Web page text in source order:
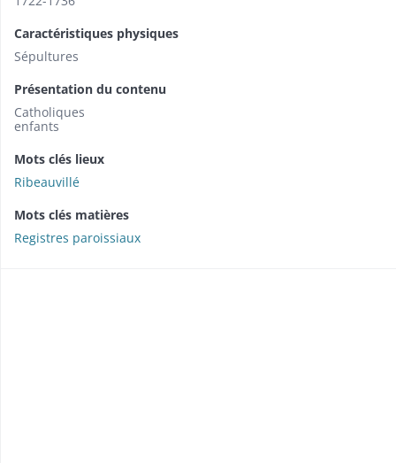
Caractéristiques physiques
Sépultures
Présentation du contenu
Catholiques
enfants
Mots clés lieux
Ribeauvillé
Mots clés matières
Registres paroissiaux